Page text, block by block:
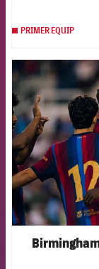
PRIMER EQUIP